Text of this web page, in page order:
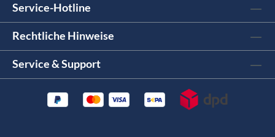
Service-Hotline
Rechtliche Hinweise
Service & Support